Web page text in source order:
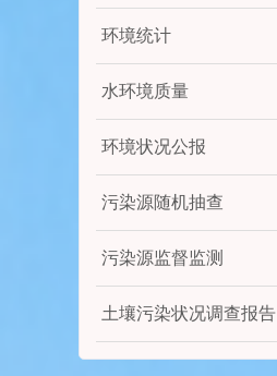
环境统计
水环境质量
环境状况公报
污染源随机抽查
污染源监督监测
土壤污染状况调查报告